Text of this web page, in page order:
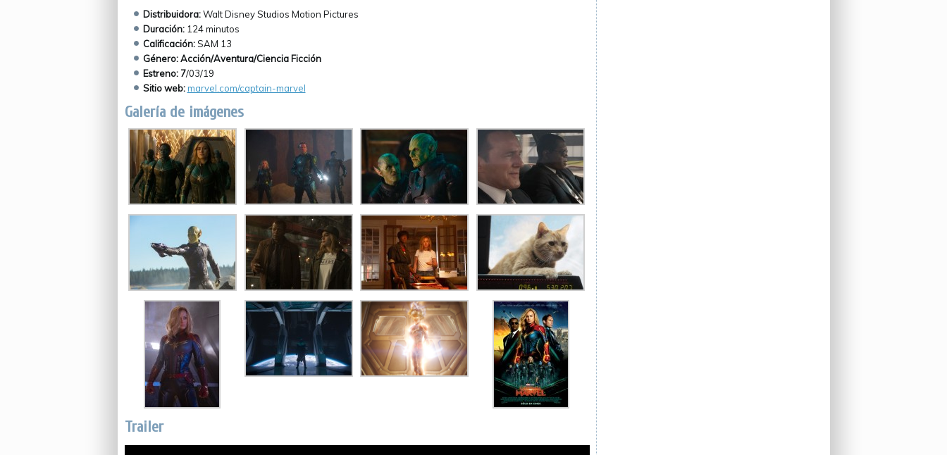
Distribuidora:Walt Disney Studios Motion Pictures
Duración: 124 minutos
Calificación:SAM 13
Género: Acción/Aventura/Ciencia Ficción
Estreno: 7/03/19
Sitio web:marvel.com/captain-marvel
Galería de imágenes
Trailer